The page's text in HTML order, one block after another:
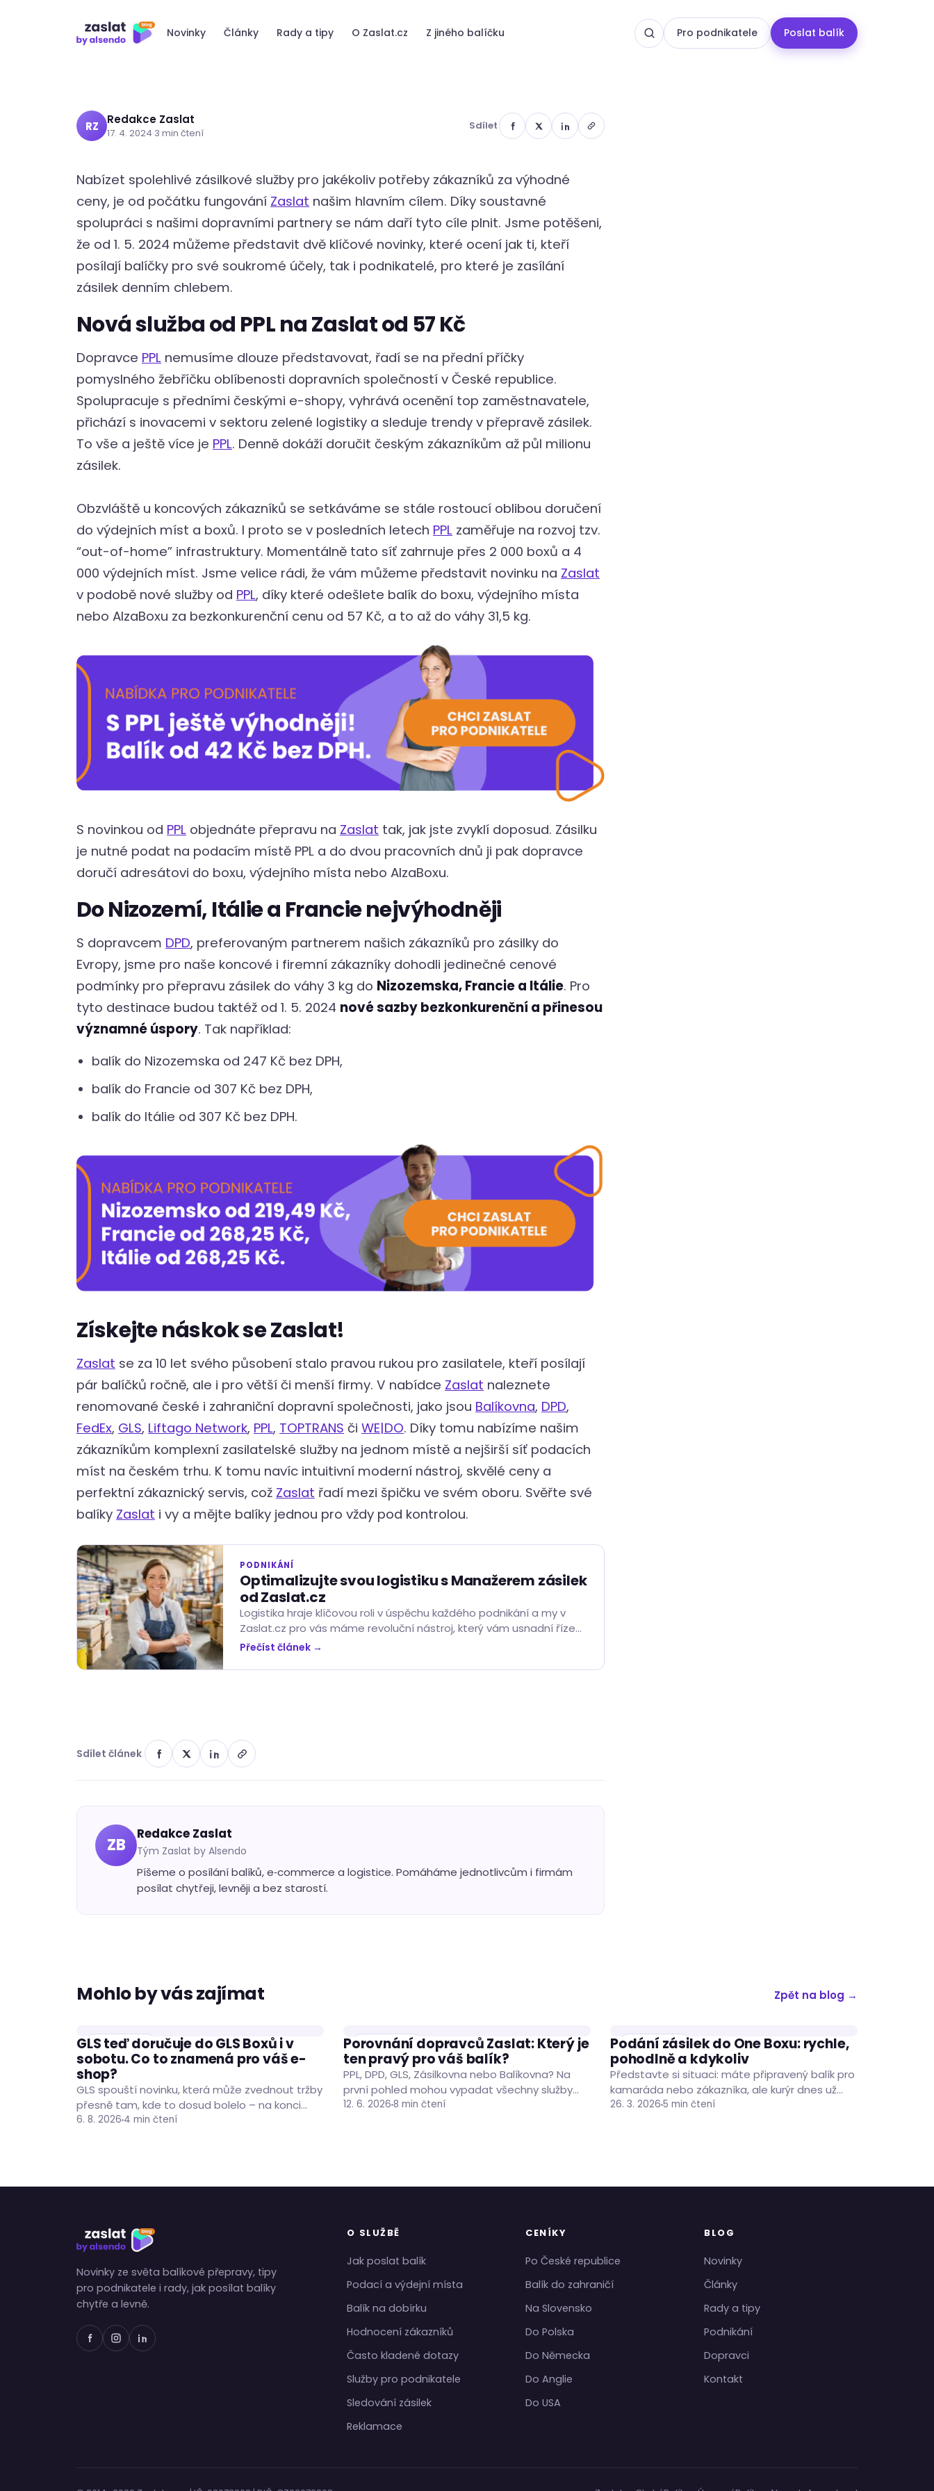
Novinky Články Rady a tipy O Zaslat.cz Z jiného balíčku Pro podnikatele Poslat balík
zahraničí
RZ Redakce Zaslat
17. 4. 2024·3 min čtení
Sdílet
Nabízet spolehlivé zásilkové služby pro jakékoliv potřeby zákazníků za výhodné
ceny, je od počátku fungování Zaslat našim hlavním cílem. Díky soustavné
spolupráci s našimi dopravními partnery se nám daří tyto cíle plnit. Jsme potěšeni,
že od 1. 5. 2024 můžeme představit dvě klíčové novinky, které ocení jak ti, kteří
posílají balíčky pro své soukromé účely, tak i podnikatelé, pro které je zasílání
zásilek denním chlebem.
Nová služba od PPL na Zaslat od 57 Kč
Dopravce PPL nemusíme dlouze představovat, řadí se na přední příčky
pomyslného žebříčku oblíbenosti dopravních společností v České republice.
Spolupracuje s předními českými e-shopy, vyhrává ocenění top zaměstnavatele,
přichází s inovacemi v sektoru zelené logistiky a sleduje trendy v přepravě zásilek.
To vše a ještě více je PPL. Denně dokáží doručit českým zákazníkům až půl milionu
zásilek.
Obzvláště u koncových zákazníků se setkáváme se stále rostoucí oblibou doručení
do výdejních míst a boxů. I proto se v posledních letech PPL zaměřuje na rozvoj tzv.
“out-of-home” infrastruktury. Momentálně tato síť zahrnuje přes 2 000 boxů a 4
000 výdejních míst. Jsme velice rádi, že vám můžeme představit novinku na Zaslat
v podobě nové služby od PPL, díky které odešlete balík do boxu, výdejního místa
nebo AlzaBoxu za bezkonkurenční cenu od 57 Kč, a to až do váhy 31,5 kg.
S novinkou od PPL objednáte přepravu na Zaslat tak, jak jste zvyklí doposud. Zásilku
je nutné podat na podacím místě PPL a do dvou pracovních dnů ji pak dopravce
doručí adresátovi do boxu, výdejního místa nebo AlzaBoxu.
Do Nizozemí, Itálie a Francie nejvýhodněji
S dopravcem DPD, preferovaným partnerem našich zákazníků pro zásilky do
Evropy, jsme pro naše koncové i firemní zákazníky dohodli jedinečné cenové
podmínky pro přepravu zásilek do váhy 3 kg do Nizozemska, Francie a Itálie. Pro
tyto destinace budou taktéž od 1. 5. 2024 nové sazby bezkonkurenční a přinesou
významné úspory. Tak například:
balík do Nizozemska od 247 Kč bez DPH,
balík do Francie od 307 Kč bez DPH,
balík do Itálie od 307 Kč bez DPH.
Získejte náskok se Zaslat!
Zaslat se za 10 let svého působení stalo pravou rukou pro zasilatele, kteří posílají
pár balíčků ročně, ale i pro větší či menší firmy. V nabídce Zaslat naleznete
renomované české i zahraniční dopravní společnosti, jako jsou Balíkovna, DPD,
FedEx, GLS, Liftago Network, PPL, TOPTRANS či WE|DO. Díky tomu nabízíme našim
zákazníkům komplexní zasilatelské služby na jednom místě a nejširší síť podacích
míst na českém trhu. K tomu navíc intuitivní moderní nástroj, skvělé ceny a
perfektní zákaznický servis, což Zaslat řadí mezi špičku ve svém oboru. Svěřte své
balíky Zaslat i vy a mějte balíky jednou pro vždy pod kontrolou.
PODNIKÁNÍ
Optimalizujte svou logistiku s Manažerem zásilek
od Zaslat.cz
Logistika hraje klíčovou roli v úspěchu každého podnikání a my v
Zaslat.cz pro vás máme revoluční nástroj, který vám usnadní řízení
zásilek. S Manažerem zásilek můžete podnikat v…
Přečíst článek →
Sdílet článek
ZB
Redakce Zaslat
Tým Zaslat by Alsendo
Píšeme o posílání balíků, e‑commerce a logistice. Pomáháme jednotlivcům i firmám
posílat chytřeji, levněji a bez starostí.
Mohlo by vás zajímat Zpět na blog →
DOPRAVCI
GLS teď doručuje do GLS Boxů i v
sobotu. Co to znamená pro váš e-
shop?
GLS spouští novinku, která může zvednout tržby
přesně tam, kde to dosud bolelo – na konci
týdne. Zásilky do GLS Boxů po…
6. 8. 2026 4 min čtení
DOPRAVCI
Porovnání dopravců Zaslat: Který je
ten pravý pro váš balík?
PPL, DPD, GLS, Zásilkovna nebo Balíkovna? Na
první pohled mohou vypadat všechny služby
podobně, ve skutečnosti se ale liší cenou,
12. 6. 2026 8 min čtení
DOPRAVCI
Podání zásilek do One Boxu: rychle,
pohodlně a kdykoliv
Představte si situaci: máte připravený balík pro
kamaráda nebo zákazníka, ale kurýr dnes už
zásilky odvezl a výdejní místo se zavřelo.
26. 3. 2026 5 min čtení
Novinky ze světa balíkové přepravy, tipy
pro podnikatele i rady, jak posílat balíky
chytře a levně.
O SLUŽBĚ
Jak poslat balík
Podací a výdejní místa
Balík na dobírku
Hodnocení zákazníků
Často kladené dotazy
Služby pro podnikatele
Sledování zásilek
Reklamace
CENÍKY
Po České republice
Balík do zahraničí
Na Slovensko
Do Polska
Do Německa
Do Anglie
Do USA
BLOG
Novinky
Články
Rady a tipy
Podnikání
Dopravci
Kontakt